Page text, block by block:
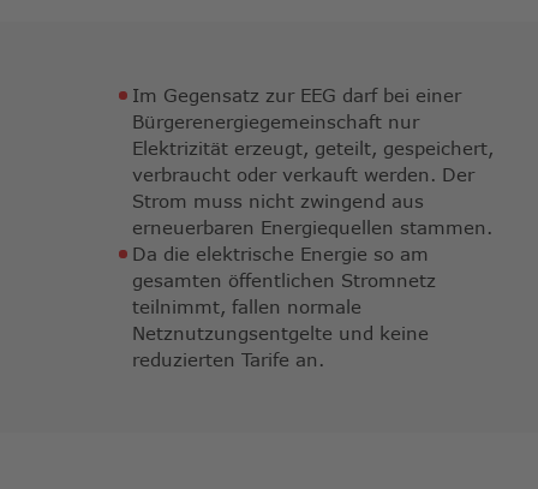
Im Gegensatz zur EEG darf bei einer
Bürgerenergiegemeinschaft nur
Elektrizität erzeugt, geteilt, gespeichert,
verbraucht oder verkauft werden. Der
Strom muss nicht zwingend aus
erneuerbaren Energiequellen stammen.
Da die elektrische Energie so am
gesamten öffentlichen Stromnetz
teilnimmt, fallen normale
Netznutzungsentgelte und keine
reduzierten Tarife an.